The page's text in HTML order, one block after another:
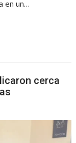
en un…
cerca